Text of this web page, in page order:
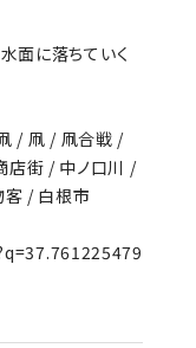
面に落ちていく
/ 凧 / 凧合戦 /
店街 / 中ノ口川 /
/ 白根市